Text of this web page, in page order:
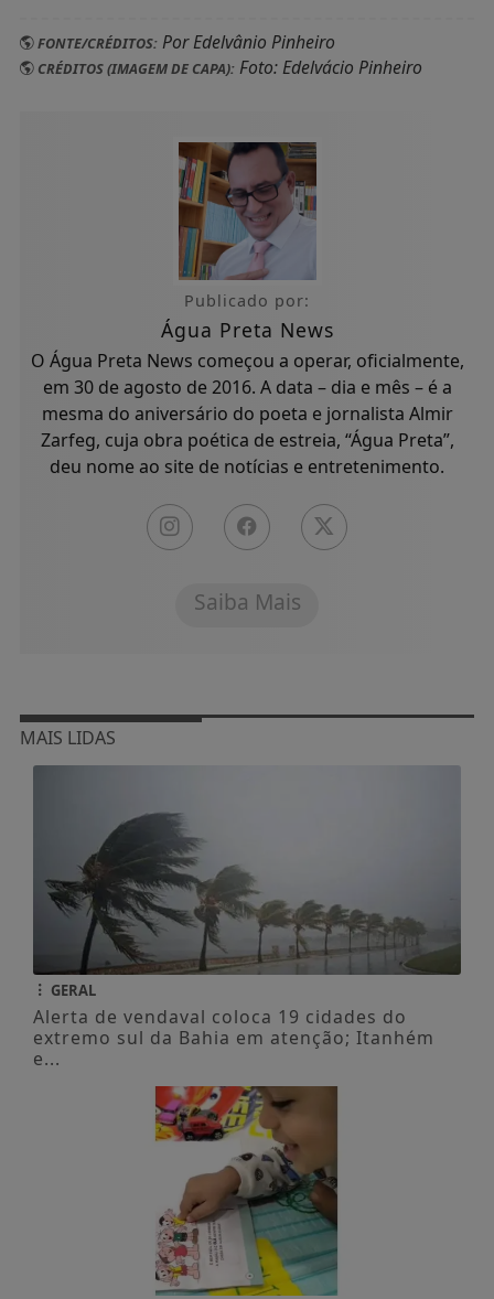
FONTE/CRÉDITOS:Por Edelvânio Pinheiro
CRÉDITOS (IMAGEM DE CAPA):Foto: Edelvácio Pinheiro
Publicado por:
Água Preta News
O Água Preta News começou a operar, oficialmente,
em 30 de agosto de 2016. A data – dia e mês – é a
mesma do aniversário do poeta e jornalista Almir
Zarfeg, cuja obra poética de estreia, “Água Preta”,
deu nome ao site de notícias e entretenimento.
Saiba Mais
MAIS LIDAS
GERAL
Alerta de vendaval coloca 19 cidades do
extremo sul da Bahia em atenção; Itanhém
e...